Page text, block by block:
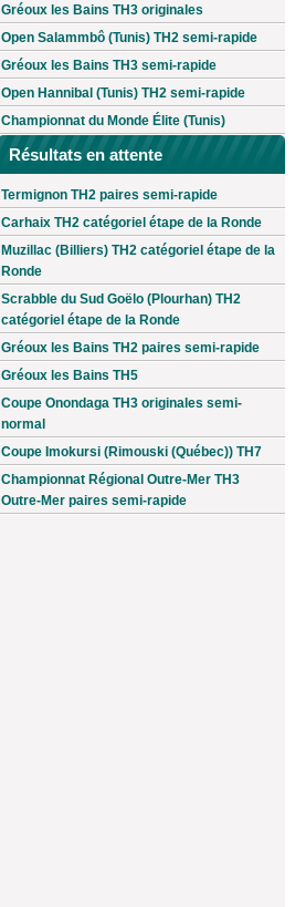
Gréoux les Bains TH3 originales
Open Salammbô (Tunis) TH2 semi-rapide
Gréoux les Bains TH3 semi-rapide
Open Hannibal (Tunis) TH2 semi-rapide
Championnat du Monde Élite (Tunis)
Résultats en attente
Termignon TH2 paires semi-rapide
Carhaix TH2 catégoriel étape de la Ronde
Muzillac (Billiers) TH2 catégoriel étape de la
Ronde
Scrabble du Sud Goëlo (Plourhan) TH2
catégoriel étape de la Ronde
Gréoux les Bains TH2 paires semi-rapide
Gréoux les Bains TH5
Coupe Onondaga TH3 originales semi-
normal
Coupe Imokursi (Rimouski (Québec)) TH7
Championnat Régional Outre-Mer TH3
Outre-Mer paires semi-rapide